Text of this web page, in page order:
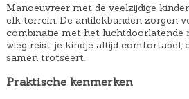
Manoeuvreer met de veelzijdige
elk terrein. De antilekbanden zorgen
combinatie met het luchtdoorlatende
wieg reist je kindje altijd comfortabel,
samen trotseert.
Praktische kenmerken